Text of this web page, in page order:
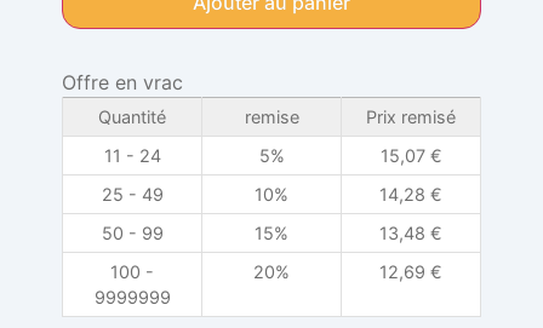
Offre en vrac
Quantité remise
Prix remisé
11 - 24
5% 15,07 €
25 - 49
10% 14,28 €
50 - 99
15% 13,48 €
100 -
9999999
20% 12,69 €